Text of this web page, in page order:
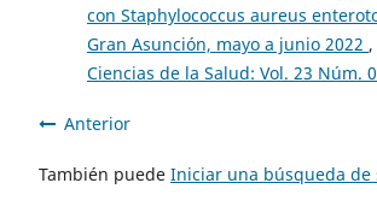
con Staphylococcus aureus
Gran Asunción, mayo a junio 2022 ,
Ciencias de la Salud: Vol. 23 Núm.
Anterior
También puede Iniciar una búsqueda de